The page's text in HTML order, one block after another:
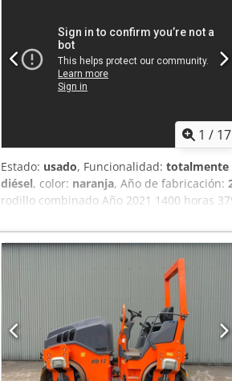
1 / 17
Estado: usado, Funcionalidad: totalmente
diésel, color: naranja, Año de fabricación:
rodillo combinado Año 2021 1400 horas
Rueda cortadora de bordes Cabina con